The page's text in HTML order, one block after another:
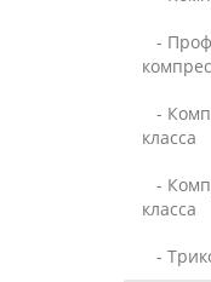
-
-
класса
-
класса
-